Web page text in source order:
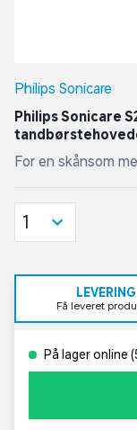
Philips Sonicare
Philips Sonicare
For en skånsom
1
LEVERING
Få leveret
På lager online